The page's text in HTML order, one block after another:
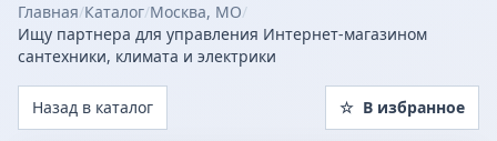
Главная/Каталог/Москва, МО/
Ищу партнера для управления Интернет-магазином
сантехники, климата и электрики
Назад в каталог ☆ В избранное